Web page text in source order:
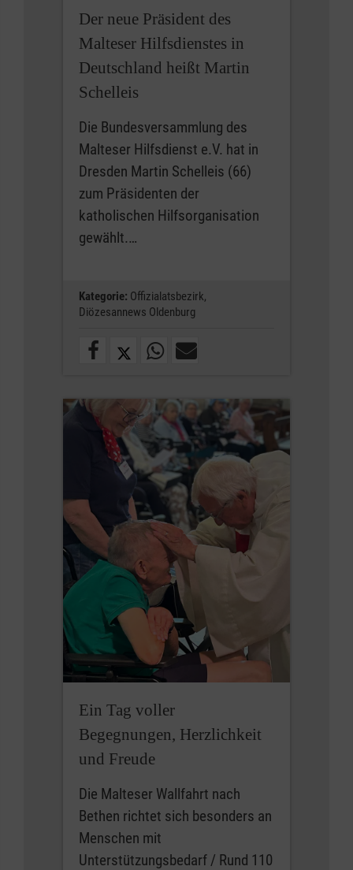
Der neue Präsident des
Malteser Hilfsdienstes in
Deutschland heißt Martin
Schelleis
Die Bundesversammlung des
Malteser Hilfsdienst e.V. hat in
Dresden Martin Schelleis (66)
zum Präsidenten der
katholischen Hilfsorganisation
gewählt.…
Kategorie: Offizialatsbezirk,
Diözesannews Oldenburg
Ein Tag voller
Begegnungen, Herzlichkeit
und Freude
Die Malteser Wallfahrt nach
Bethen richtet sich besonders an
Menschen mit
Unterstützungsbedarf / Rund 110